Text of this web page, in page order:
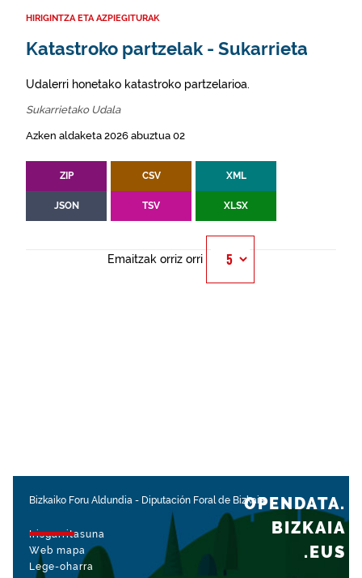
HIRIGINTZA ETA AZPIEGITURAK
Katastroko partzelak - Sukarrieta
Udalerri honetako katastroko partzelarioa.
Sukarrietako Udala
Azken aldaketa 2026 abuztua 02
ZIP CSV XML
JSON TSV XLSX
Emaitzak orriz orri
Bizkaiko Foru Aldundia - Diputación Foral de Bizkaia
Irisgarritasuna
Web mapa
Lege-oharra
OPENDATA.
BIZKAIA
.EUS